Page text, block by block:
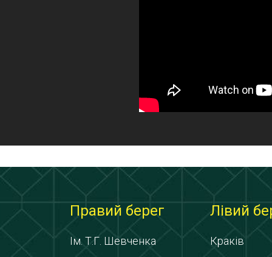
Правий берег
Ім. Т.Г. Шевченка
Лівий
Краків